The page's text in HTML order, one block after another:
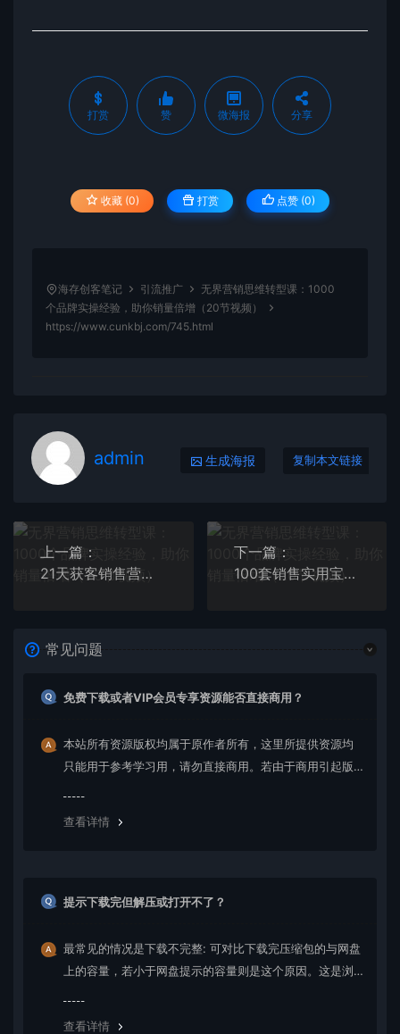
打赏 赞 微海报 分享
收藏 (0) 打赏 点赞 (0)
海存创客笔记 引流推广
无界营销思维转型课：1000
个品牌实操经验，助你销量倍增（20节视频）
https://www.cunkbj.com/745.html
admin 生成海报 复制本文链接
上一篇：
21天获客销售营，从陌生到成交的微信经营术，带你破解微信的获客与变现
下一篇：
100套销售实用宝典：从小白到财富自由，未被公布的爆单秘密！
常见问题
免费下载或者VIP会员专享资源能否直接商用？
本站所有资源版权均属于原作者所有，这里所提供资源均
只能用于参考学习用，请勿直接商用。若由于商用引起版
查看详情
提示下载完但解压或打开不了？
最常见的情况是下载不完整: 可对比下载完压缩包的与网盘
上的容量，若小于网盘提示的容量则是这个原因。这是浏
查看详情